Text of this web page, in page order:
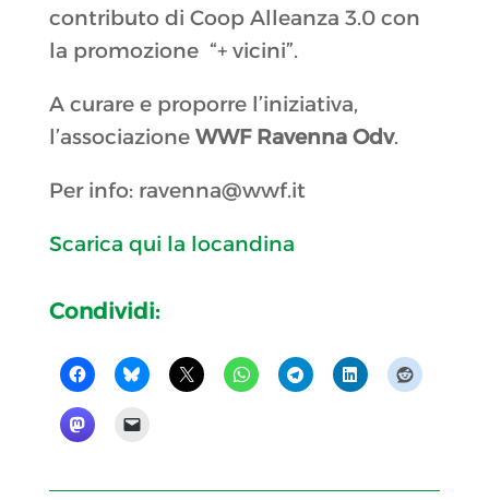
contributo di Coop Alleanza 3.0 con
la promozione “+ vicini”.
A curare e proporre l’iniziativa,
l’associazione WWF Ravenna Odv.
Per info: ravenna@wwf.it
Scarica qui la locandina
Condividi: